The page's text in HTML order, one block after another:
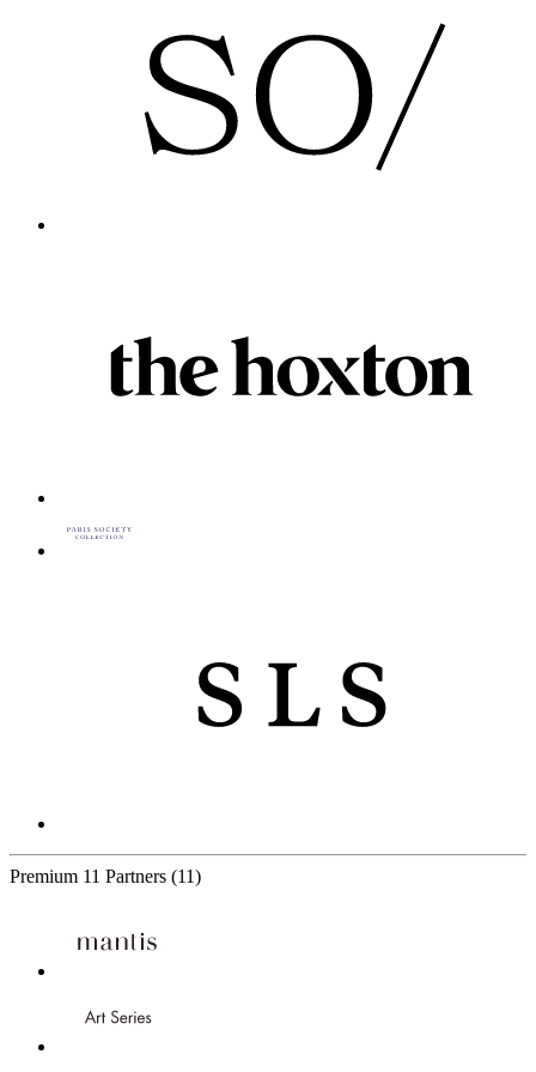
Premium 11 Partners (11)